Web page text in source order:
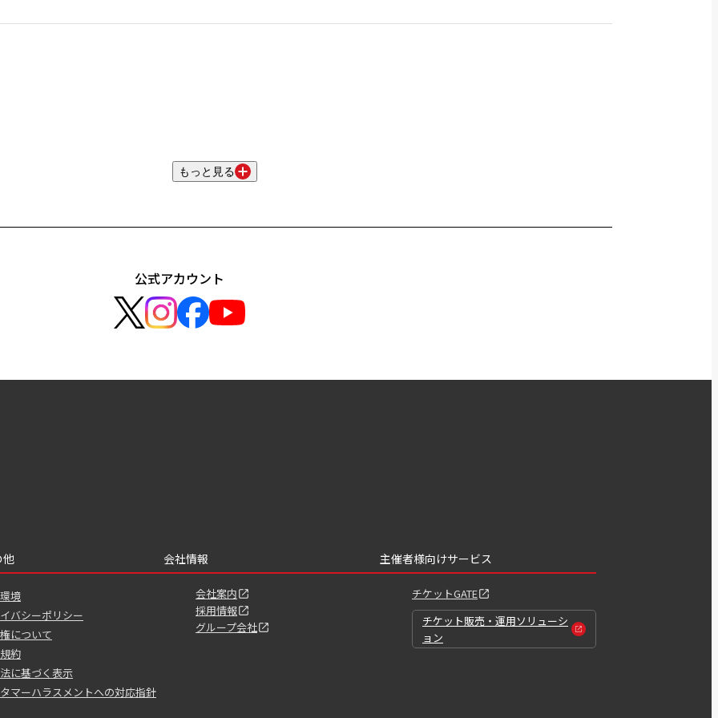
もっと見る
公式アカウント
他
境
バシーポリシー
について
約
に基づく表示
マーハラスメントへの対応指針
会社情報
会社案内
採用情報
グループ会社
主催者様向けサービス
チケットGATE
チケット販売・運用ソリューシ
ョン